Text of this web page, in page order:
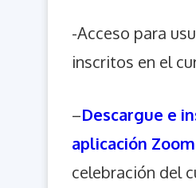
-Acceso para
inscritos en el
–Descargue e
aplicación Zoom
celebración del